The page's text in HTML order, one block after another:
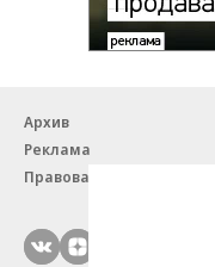
Архив
Реклама
Правовая информация